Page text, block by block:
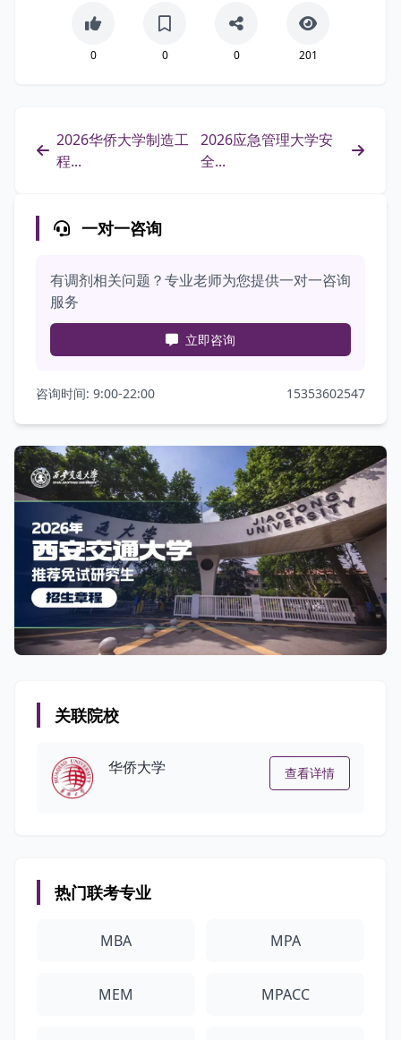
0 0 0 201
2026华侨大学制造工
程...
2026应急管理大学安
全...
一对一咨询
有调剂相关问题？专业老师为您提供一对一咨询
服务
立即咨询
咨询时间: 9:00-22:00 15353602547
关联院校
华侨大学 查看详情
热门联考专业
MBA MPA
MEM MPACC